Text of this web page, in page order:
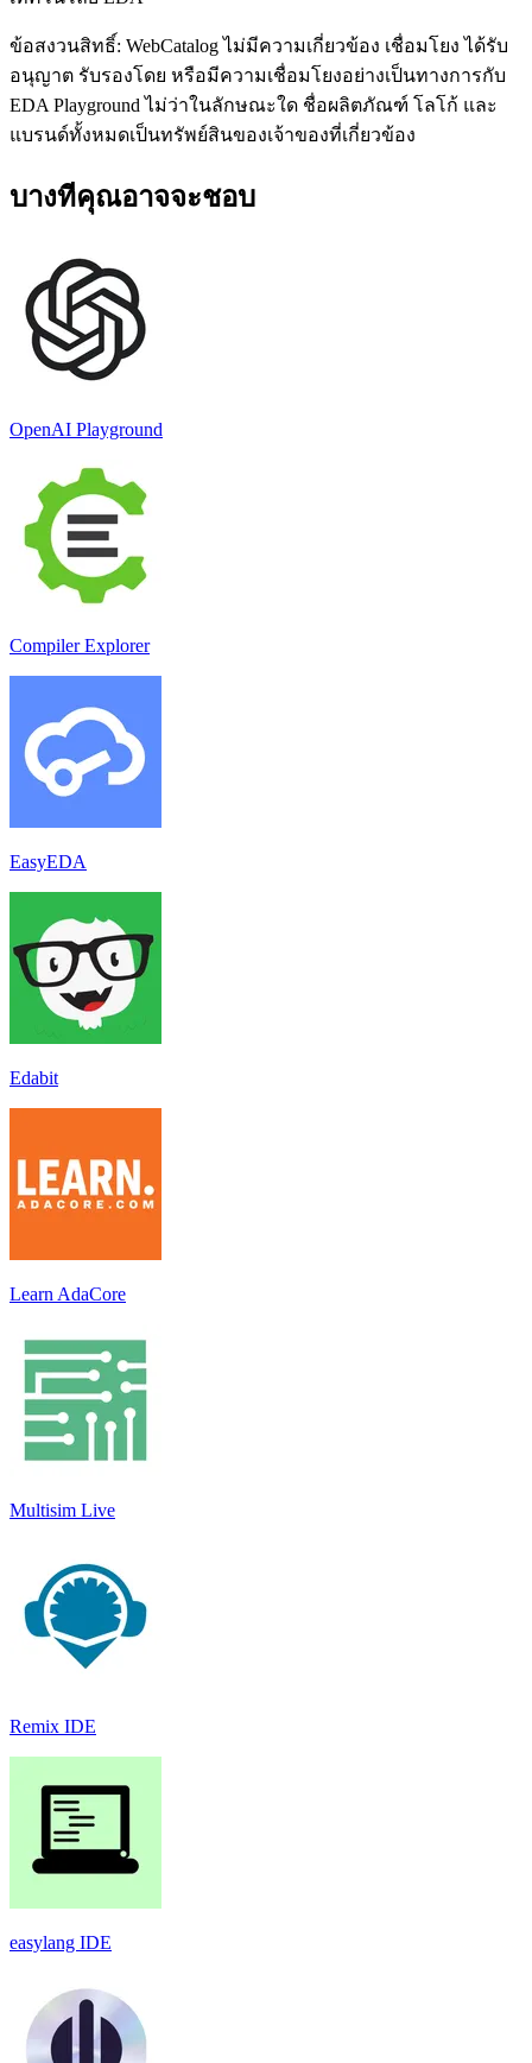
ข้อสงวนสิทธิ์: WebCatalog ไม่มีความเกี่ยวข้อง เชื่อมโยง ได้รับ
อนุญาต รับรองโดย หรือมีความเชื่อมโยงอย่างเป็นทางการกับ
EDA Playground ไม่ว่าในลักษณะใด ชื่อผลิตภัณฑ์ โลโก้ และ
แบรนด์ทั้งหมดเป็นทรัพย์สินของเจ้าของที่เกี่ยวข้อง
บางทีคุณอาจจะชอบ
OpenAI Playground
Compiler Explorer
EasyEDA
Edabit
Learn AdaCore
Multisim Live
Remix IDE
easylang IDE